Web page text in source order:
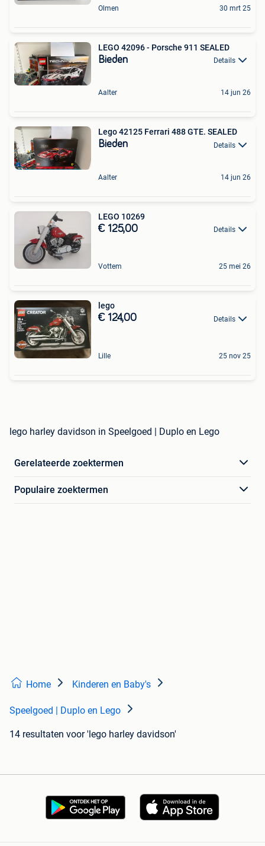
Olmen 30 mrt 25
LEGO 42096 - Porsche 911 SEALED
Bieden Details
Aalter 14 jun 26
Lego 42125 Ferrari 488 GTE. SEALED
Bieden Details
Aalter 14 jun 26
LEGO 10269
€ 125,00 Details
Vottem 25 mei 26
lego
€ 124,00 Details
Lille 25 nov 25
lego harley davidson in Speelgoed | Duplo en Lego
Gerelateerde zoektermen
Populaire zoektermen
Home Kinderen en Baby's
Speelgoed | Duplo en Lego
14 resultaten voor 'lego harley davidson'